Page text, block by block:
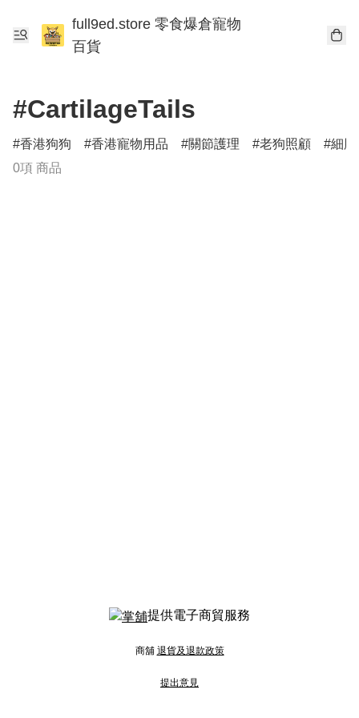
full9ed.store 零食爆倉寵物
百貨
#CartilageTails
香港狗狗 香港寵物用品 關節護理 老狗照顧
細
0項 商品
提供電子商貿服務
商舖 退貨及退款政策
提出意見